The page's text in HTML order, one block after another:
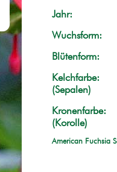
Jahr:
Wuchsform:
Blütenform:
Kelchfarbe:
(Sepalen)
Kronenfarbe:
(Korolle)
American Fuchsia